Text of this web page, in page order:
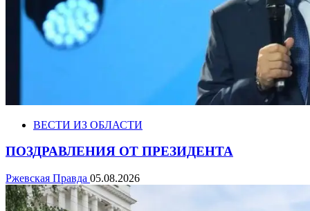
ВЕСТИ ИЗ ОБЛАСТИ
ПОЗДРАВЛЕНИЯ ОТ ПРЕЗИДЕНТА
Ржевская Правда 05.08.2026